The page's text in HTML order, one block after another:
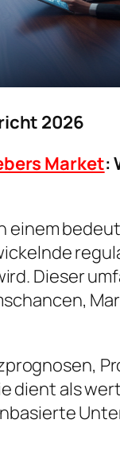
2026
Market:
einem
Dieser
als